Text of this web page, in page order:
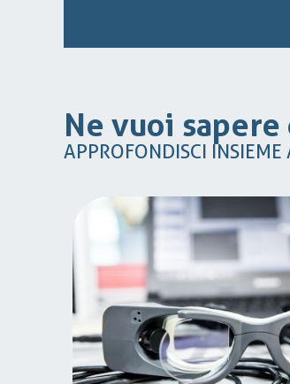
Ne vuoi
APPROFONDISCI INSIEME